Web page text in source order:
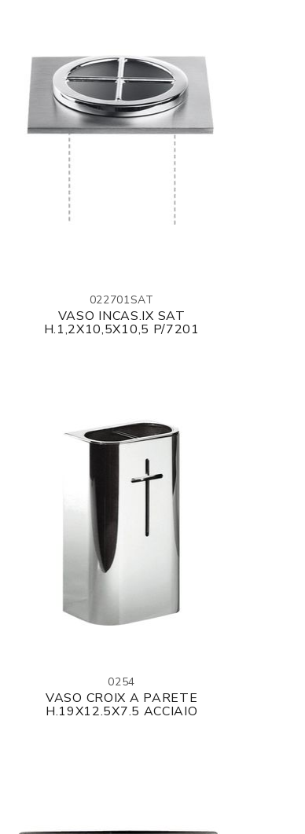
022701SAT
VASO INCAS.IX SAT
H.1,2X10,5X10,5 P/7201
0254
VASO CROIX A PARETE
H.19X12.5X7.5 ACCIAIO